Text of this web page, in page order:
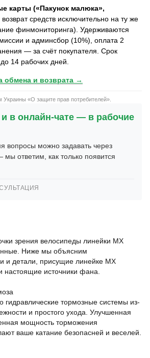
карты («Пакунок малюка»,
возврат средств исключительно на ту же
финмониторинга). Удерживаются
и админсбор (10%), оплата 2
— за счёт покупателя. Срок
14 рабочих дней.
обмена и возврата →
Украины «О защите прав потребителей».
в онлайн-чате — в рабочие
вопросы можно задавать через
мы ответим, как только появится
зрения велосипеды линейки MX
Ниже мы объясним
и детали, присущие линейке MX
источники фана.
гидравлические тормозные системы из-
и простого ухода. Улучшенная
мощность торможения
ваше катание безопасней и веселей.